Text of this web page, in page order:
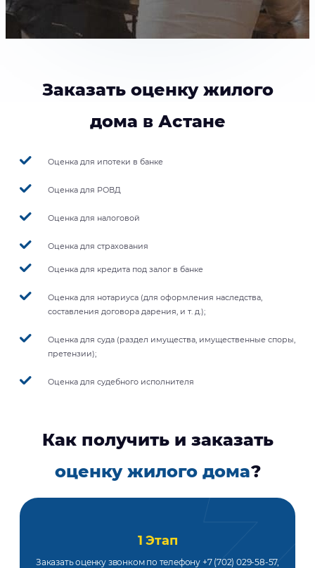
Заказать оценку жилого
дома в Астане
Оценка для ипотеки в банке
Оценка для РОВД
Оценка для налоговой
Оценка для страхования
Оценка для кредита под залог в банке
Оценка для нотариуса (для оформления наследства,
составления договора дарения, и т. д.);
Оценка для суда (раздел имущества, имущественные споры,
претензии);
Оценка для судебного исполнителя
Как получить и заказать
оценку жилого дома?
1 Этап
Заказать оценку звонком по телефону +7 (702) 029-58-57,